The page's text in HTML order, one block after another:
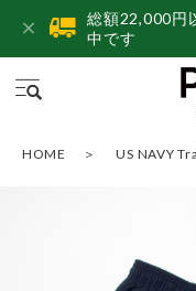
総額22,000円
中です
HOME US NAVY